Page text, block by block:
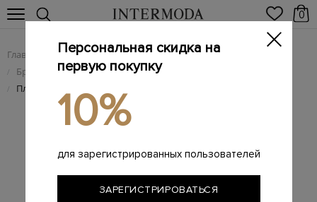
0
Главная Женщинам / Женская одежда
/ Брендовые женские платья
/ Платье из шелка в стиле бохо с кружевной отделкой
Персональная скидка на
первую покупку
10%
для зарегистрированных пользователей
ЗАРЕГИСТРИРОВАТЬСЯ